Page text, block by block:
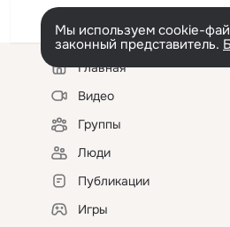
Мы используем cookie-
законный представитель.
Левая
колонкаГлавная
Видео
Группы
Люди
Публикации
Игры